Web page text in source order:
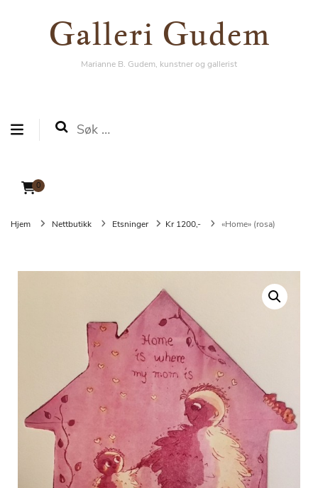
Søk
Galleri Gudem
Marianne B. Gudem, kunstner og gallerist
0
Galleri Gudem
Marianne B. Gudem, kunstner og gallerist
Hjem Nettbutikk Etsninger Kr 1200,- «Home» (rosa)